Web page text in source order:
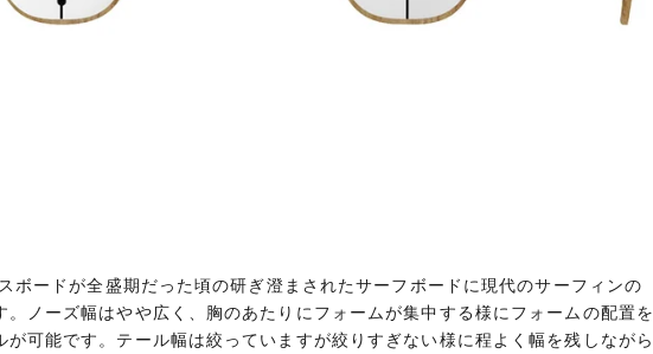
ボードが全盛期だった頃の研ぎ澄まされたサーフボードに現代のサーフィンの
ノーズ幅はやや広く、胸のあたりにフォームが集中する様にフォームの配置を
可能です。テール幅は絞っていますが絞りすぎない様に程よく幅を残しながら